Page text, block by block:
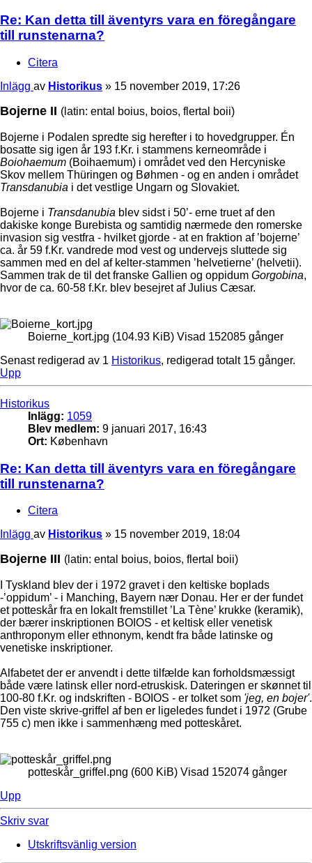
Re: Kan detta till äventyrs vara en föregångare
till runstenarna?
Citera
Inlägg av Historikus » 15 november 2019, 17:26
Bojerne II (latin: ental boius, boios, flertal boii)
Bojerne i Podalen spredte sig herefter i to hovedgrupper. Én
bosatte sig igen år 193 f.Kr. i stammens kerneområde i
Boiohaemum (Boihaemum) i området ved den Hercyniske
Skov mellem Thüringen og Bøhmen - og en anden i området
Transdanubia i det vestlige Ungarn og Slovakiet.
Bojerne i Transdanubia blev sidst i 50’- erne truet af den
dakiske konge Burebista og samtidig nærmede den romerske
invasion sig vestfra - hvilket gjorde - at en fraktion af ’bojerne’
ca. år 59 f.Kr. vandrede mod vest og undervejs sluttede sig
sammen med en del af kelter-stammen ’helvetierne’ (helvetii).
Sammen trak de til det franske Gallien og oppidum Gorgobina,
hvor de ca. 60-58 f.Kr. blev besejret af Julius Cæsar.
Boierne_kort.jpg (104.93 KiB) Visad 152085 gånger
Senast redigerad av 1 Historikus, redigerad totalt 15 gånger.
Upp
Historikus
Inlägg: 1059
Blev medlem: 9 januari 2017, 16:43
Ort: København
Re: Kan detta till äventyrs vara en föregångare
till runstenarna?
Citera
Inlägg av Historikus » 15 november 2019, 18:04
Bojerne III (latin: ental boius, boios, flertal boii)
I Tyskland blev der i 1972 gravet i den keltiske boplads
-’oppidum’ - i Manching, Bayern nær Donau. Her er der fundet
et potteskår fra en lokalt fremstillet ’La Tène’ krukke (keramik),
der bærer inskriptionen BOIOS - et keltisk eller venetisk
anthroponym eller ethnonym, kendt fra både latinske og
venetiske inskriptioner.
Alfabetet der er anvendt i dette tilfælde kan forholdsmæssigt
både være latinsk eller nord-etruskisk. Dateringen er skønnet til
100-80 f.Kr. og indskriften - BOIOS - er tolket som 'jeg, en bojer'.
Den viste skrive-griffel af ben er ligeledes fundet i 1972 (Grube
755 c) men ikke i sammenhæng med potteskåret.
potteskår_griffel.png (600 KiB) Visad 152074 gånger
Upp
Skriv svar
Utskriftsvänlig version